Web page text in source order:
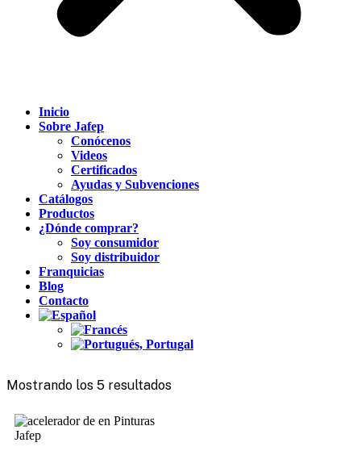
Inicio
Sobre Jafep
Conócenos
Videos
Certificados
Ayudas y Subvenciones
Catálogos
Productos
¿Dónde comprar?
Soy consumidor
Soy distribuidor
Franquicias
Blog
Contacto
Mostrando los 5 resultados